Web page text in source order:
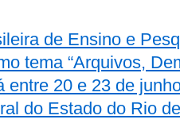
de Ensino e
tema “Arquivos,
entre 20 e 23 de
do Estado do Rio